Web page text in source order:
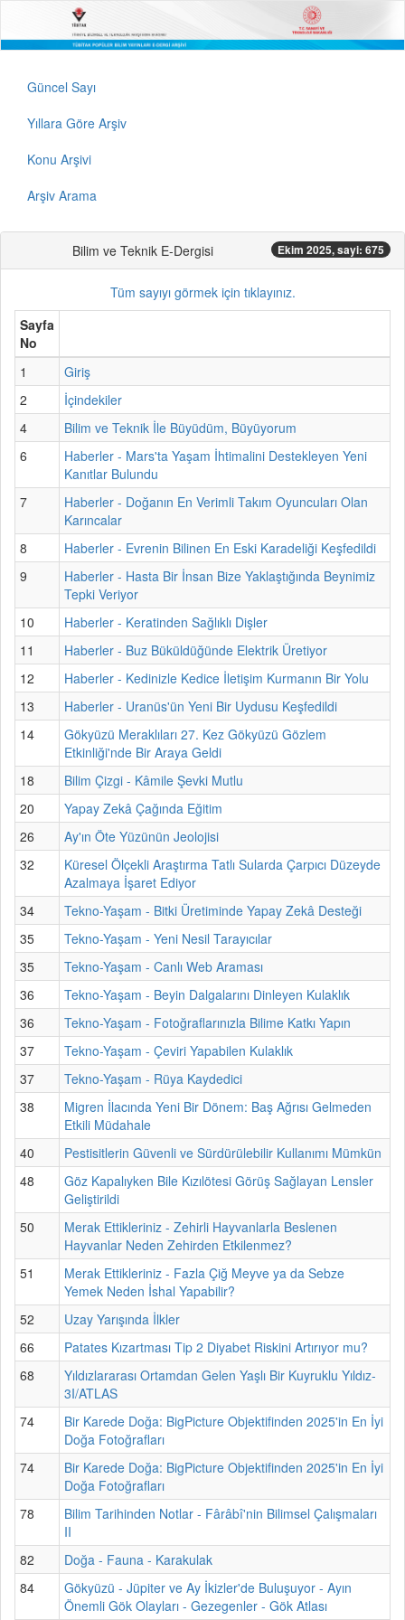
Güncel Sayı
Yıllara Göre Arşiv
Konu Arşivi
Arşiv Arama
Bilim ve Teknik E-Dergisi Ekim 2025, sayi: 675
Tüm sayıyı görmek için tıklayınız.
Sayfa
No
1
Giriş
2
İçindekiler
4
Bilim ve Teknik İle Büyüdüm, Büyüyorum
6
Haberler - Mars'ta Yaşam İhtimalini Destekleyen Yeni
Kanıtlar Bulundu
7
Haberler - Doğanın En Verimli Takım Oyuncuları Olan
Karıncalar
8
Haberler - Evrenin Bilinen En Eski Karadeliği Keşfedildi
9
Haberler - Hasta Bir İnsan Bize Yaklaştığında Beynimiz
Tepki Veriyor
10
Haberler - Keratinden Sağlıklı Dişler
11
Haberler - Buz Büküldüğünde Elektrik Üretiyor
12
Haberler - Kedinizle Kedice İletişim Kurmanın Bir Yolu
13
Haberler - Uranüs'ün Yeni Bir Uydusu Keşfedildi
14
Gökyüzü Meraklıları 27. Kez Gökyüzü Gözlem
Etkinliği'nde Bir Araya Geldi
18
Bilim Çizgi - Kâmile Şevki Mutlu
20
Yapay Zekâ Çağında Eğitim
26
Ay'ın Öte Yüzünün Jeolojisi
32
Küresel Ölçekli Araştırma Tatlı Sularda Çarpıcı Düzeyde
Azalmaya İşaret Ediyor
34
Tekno-Yaşam - Bitki Üretiminde Yapay Zekâ Desteği
35
Tekno-Yaşam - Yeni Nesil Tarayıcılar
35
Tekno-Yaşam - Canlı Web Araması
36
Tekno-Yaşam - Beyin Dalgalarını Dinleyen Kulaklık
36
Tekno-Yaşam - Fotoğraflarınızla Bilime Katkı Yapın
37
Tekno-Yaşam - Çeviri Yapabilen Kulaklık
37
Tekno-Yaşam - Rüya Kaydedici
38
Migren İlacında Yeni Bir Dönem: Baş Ağrısı Gelmeden
Etkili Müdahale
40
Pestisitlerin Güvenli ve Sürdürülebilir Kullanımı Mümkün
48
Göz Kapalıyken Bile Kızılötesi Görüş Sağlayan Lensler
Geliştirildi
50
Merak Ettikleriniz - Zehirli Hayvanlarla Beslenen
Hayvanlar Neden Zehirden Etkilenmez?
51
Merak Ettikleriniz - Fazla Çiğ Meyve ya da Sebze
Yemek Neden İshal Yapabilir?
52
Uzay Yarışında İlkler
66
Patates Kızartması Tip 2 Diyabet Riskini Artırıyor mu?
68
Yıldızlararası Ortamdan Gelen Yaşlı Bir Kuyruklu Yıldız-
3I/ATLAS
74
Bir Karede Doğa: BigPicture Objektifinden 2025'in En İyi
Doğa Fotoğrafları
74
Bir Karede Doğa: BigPicture Objektifinden 2025'in En İyi
Doğa Fotoğrafları
78
Bilim Tarihinden Notlar - Fârâbî'nin Bilimsel Çalışmaları
II
82
Doğa - Fauna - Karakulak
84
Gökyüzü - Jüpiter ve Ay İkizler'de Buluşuyor - Ayın
Önemli Gök Olayları - Gezegenler - Gök Atlası